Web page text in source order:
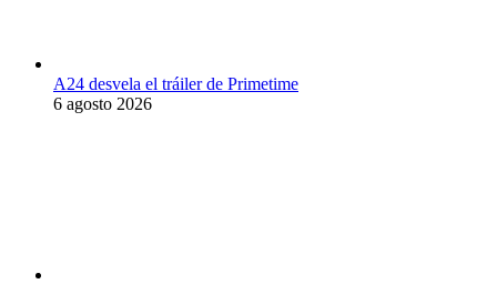
A24 desvela el tráiler de Primetime
6 agosto 2026